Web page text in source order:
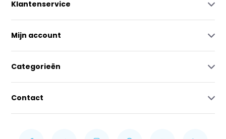
Klantenservice
Mijn account
Categorieën
Contact